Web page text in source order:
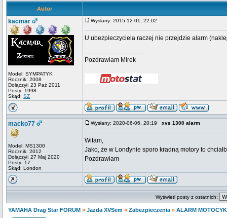
Autor
kacmar
Model: SYMPATYK
Rocznik: 2008
Dołączył: 23 Paź 2011
Posty: 1998
Skąd: SZ
Wysłany: 2015-12-01, 22:02
U ubezpieczyciela raczej nie przejdzie alarm
Pozdrawiam Mirek
macko77
Model: MS1300
Rocznik: 2012
Dołączył: 27 Maj 2020
Posty: 17
Skąd: London
Wysłany: 2020-06-06, 20:19 xvs 1300 alarm
Witam,
Jako, że w Londynie sporo kradną motory to
Pozdrawiam
Wyświetl posty z ostatnich:
YAMAHA Drag Star FORUM » Jazda XVSem » Zabezpieczenia » ALARM